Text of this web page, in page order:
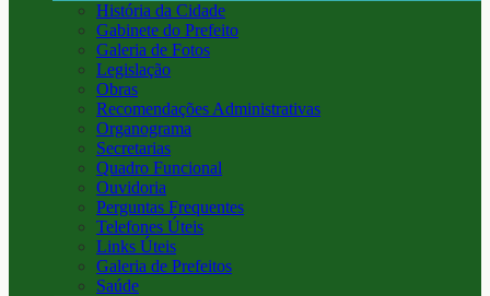
História da Cidade
Gabinete do Prefeito
Galeria de Fotos
Legislação
Obras
Recomendações Administrativas
Organograma
Secretarias
Quadro Funcional
Ouvidoria
Perguntas Frequentes
Telefones Úteis
Links Úteis
Galeria de Prefeitos
Saúde